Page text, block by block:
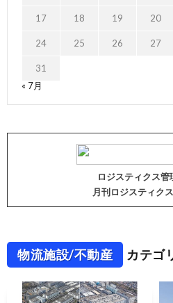
17 18 19 20
24 25 26 27
31
« 7月
ロジスティクス管
月刊ロジスティク
物流施設/不動産 カテゴ